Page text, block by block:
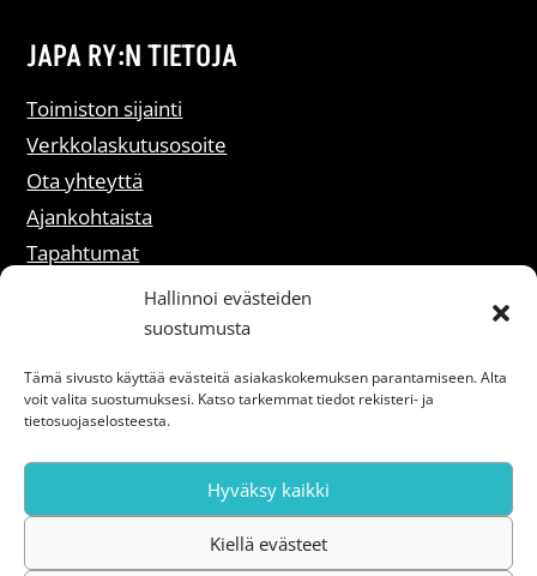
Hallinnoi evästeiden
suostumusta
Tämä sivusto käyttää evästeitä asiakaskokemuksen parantamiseen. Alta
voit valita suostumuksesi. Katso tarkemmat tiedot rekisteri- ja
tietosuojaselosteesta.
Hyväksy kaikki
Kiellä evästeet
JAPA RY:N TIETOJA
Toimiston sijainti
Verkkolaskutusosoite
Ota yhteyttä
Ajankohtaista
Tapahtumat
Liity jäseneksi
Saavutettavuusseloste